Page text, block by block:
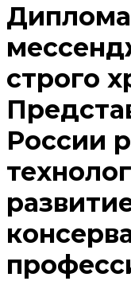
строго
России